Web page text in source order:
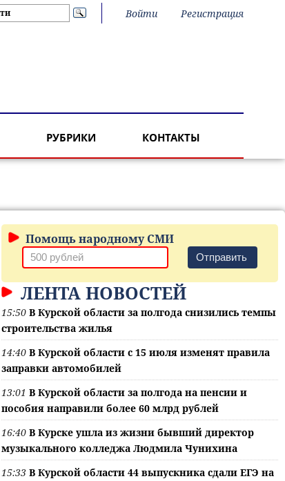
Войти Регистрация
РУБРИКИ КОНТАКТЫ
Помощь народному СМИ
Отправить
ЛЕНТА НОВОСТЕЙ
15:50 В Курской области за полгода снизились темпы
строительства жилья
14:40 В Курской области с 15 июля изменят правила
заправки автомобилей
13:01 В Курской области за полгода на пенсии и
пособия направили более 60 млрд рублей
16:40 В Курске ушла из жизни бывший директор
музыкального колледжа Людмила Чунихина
15:33 В Курской области 44 выпускника сдали ЕГЭ на